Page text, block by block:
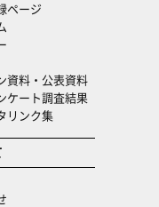
ページ
料・公表資料
ケート調査結果
リンク集